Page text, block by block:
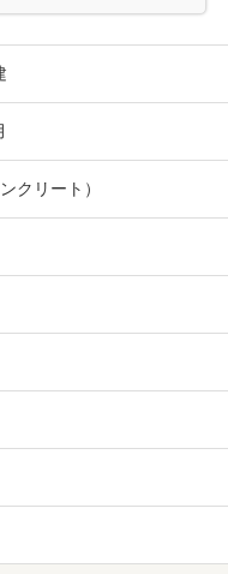
クリート）